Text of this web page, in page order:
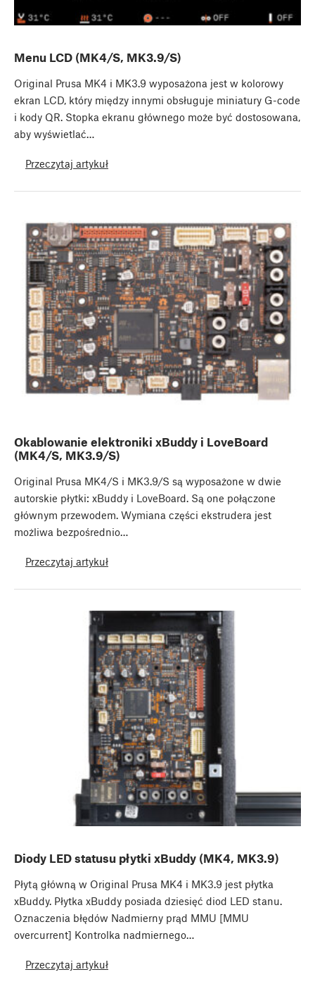
Menu LCD (MK4/S, MK3.9/S)
Original Prusa MK4 i MK3.9 wyposażona jest w kolorowy
ekran LCD, który między innymi obsługuje miniatury G-code
i kody QR. Stopka ekranu głównego może być dostosowana,
aby wyświetlać…
Przeczytaj artykuł
Okablowanie elektroniki xBuddy i LoveBoard
(MK4/S, MK3.9/S)
Original Prusa MK4/S i MK3.9/S są wyposażone w dwie
autorskie płytki: xBuddy i LoveBoard. Są one połączone
głównym przewodem. Wymiana części ekstrudera jest
możliwa bezpośrednio…
Przeczytaj artykuł
Diody LED statusu płytki xBuddy (MK4, MK3.9)
Płytą główną w Original Prusa MK4 i MK3.9 jest płytka
xBuddy. Płytka xBuddy posiada dziesięć diod LED stanu.
Oznaczenia błędów Nadmierny prąd MMU [MMU
overcurrent] Kontrolka nadmiernego…
Przeczytaj artykuł